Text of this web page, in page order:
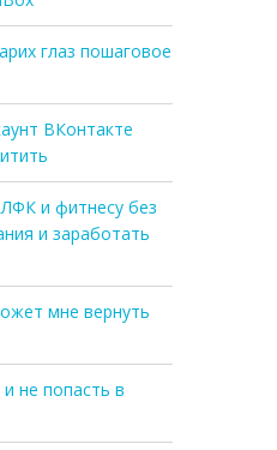
глаз пошаговое
ВКонтакте
и фитнесу без
и заработать
мне вернуть
не попасть в